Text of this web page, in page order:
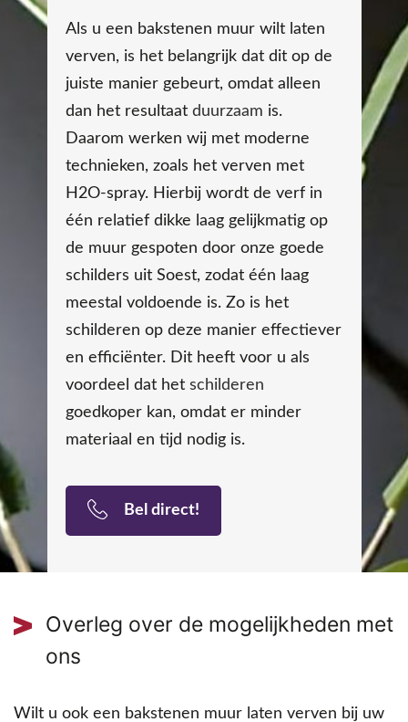
Als u een bakstenen muur wilt laten
verven, is het belangrijk dat dit op de
juiste manier gebeurt, omdat alleen
dan het resultaat duurzaam is.
Daarom werken wij met moderne
technieken, zoals het verven met
H2O-spray. Hierbij wordt de verf in
één relatief dikke laag gelijkmatig op
de muur gespoten door onze goede
schilders uit Soest, zodat één laag
meestal voldoende is. Zo is het
schilderen op deze manier effectiever
en efficiënter. Dit heeft voor u als
voordeel dat het schilderen
goedkoper kan, omdat er minder
materiaal en tijd nodig is.
Bel direct!
Overleg over de mogelijkheden met
ons
Wilt u ook een bakstenen muur laten verven bij uw